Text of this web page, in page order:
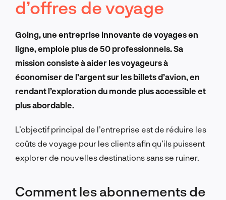
d’offres de voyage
Going, une entreprise innovante de voyages en
ligne, emploie plus de 50 professionnels. Sa
mission consiste à aider les voyageurs à
économiser de l’argent sur les billets d’avion, en
rendant l’exploration du monde plus accessible et
plus abordable.
L’objectif principal de l’entreprise est de réduire les
coûts de voyage pour les clients afin qu’ils puissent
explorer de nouvelles destinations sans se ruiner.
Comment les abonnements de